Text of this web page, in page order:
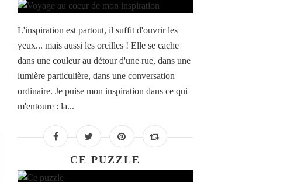
L'inspiration est partout, il suffit d'ouvrir les
yeux... mais aussi les oreilles ! Elle se cache
dans une couleur au détour d'une rue, dans une
lumière particulière, dans une conversation
ordinaire. Je puise mon inspiration dans ce qui
m'entoure : la...
CE PUZZLE